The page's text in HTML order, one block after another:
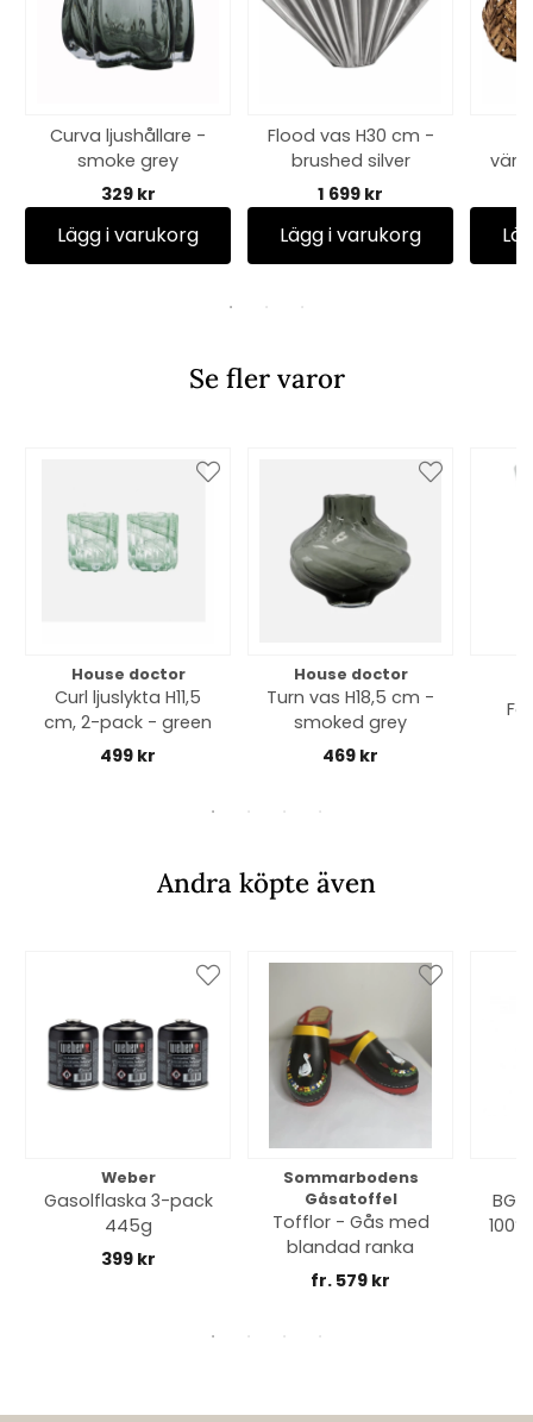
Curva ljushållare -
smoke grey
329 kr
Lägg i varukorg
Flood vas H30 cm -
brushed silver
1 699 kr
Lägg i varukorg
Se fler varor
House doctor
Curl ljuslykta H11,5
cm, 2-pack - green
499 kr
House doctor
Turn vas H18,5 cm -
smoked grey
469 kr
Andra köpte även
Weber
Gasolflaska 3-pack
445g
399 kr
Sommarbodens
Gåsatoffel
Tofflor - Gås med
blandad ranka
fr. 579 kr